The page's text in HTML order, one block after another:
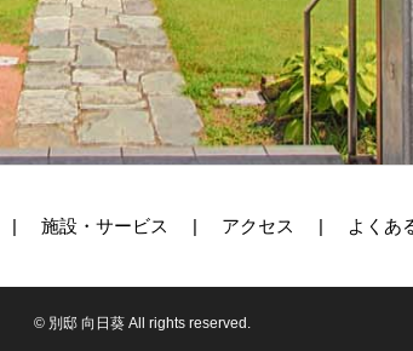
施設・サービス アクセス よくあ
© 別邸 向日葵 All rights reserved.